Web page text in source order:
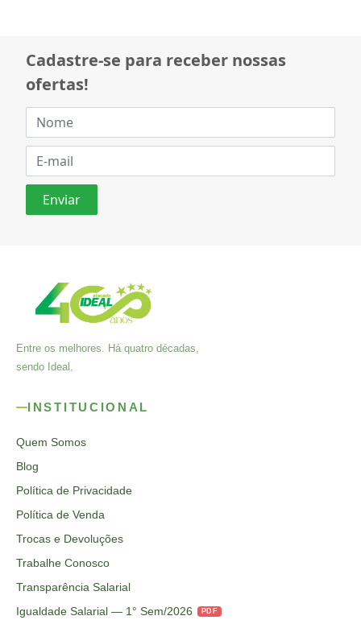
Cadastre-se para receber nossas
ofertas!
Entre os melhores. Há quatro décadas,
sendo Ideal.
INSTITUCIONAL
Quem Somos
Blog
Política de Privacidade
Política de Venda
Trocas e Devoluções
Trabalhe Conosco
Transparência Salarial
Igualdade Salarial — 1° Sem/2026
PDF